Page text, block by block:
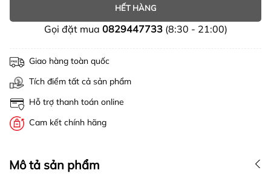
HẾT HÀNG
Gọi đặt mua 0829447733(8:30 - 21:00)
Giao hàng toàn quốc
Tích điểm tất cả sản phẩm
Hỗ trợ thanh toán online
Cam kết chính hãng
Mô tả sản phẩm